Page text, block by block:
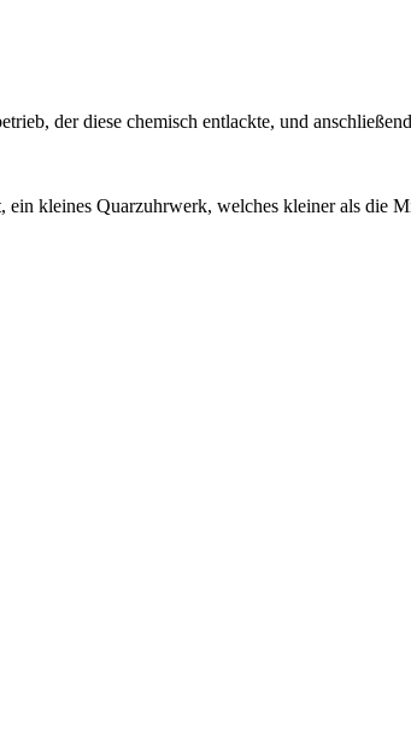
der diese chemisch entlackte, und
kleines Quarzuhrwerk, welches kleiner als die